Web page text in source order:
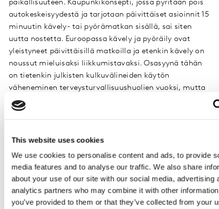
This website uses cookies
We use cookies to personalise content and ads, to provide
media features and to analyse our traffic. We also share
about your use of our site with our social media, advertising
analytics partners who may combine it with other
you’ve provided to them or that they’ve collected from your
paikallisuuteen. Kaupunkikonsepti, jossa pyritään pois
autokeskeisyydestä ja tarjotaan päivittäiset asioinnit 15
minuutin kävely- tai pyörämatkan sisällä, sai siten
uutta nostetta. Euroopassa kävely ja pyöräily ovat
yleistyneet päivittäisillä matkoilla ja etenkin kävely on
noussut mieluisaksi liikkumistavaksi. Osasyynä tähän
on tietenkin julkisten kulkuvälineiden käytön
väheneminen terveysturvallisuushuolien vuoksi, mutta
myös hyötyliikunnan suosio.
suosioon ja etenkin yksin autolla tehtyjen matkojen
yksityisautoilu tulee pysymään mieluisana
liikkumistapana myös koronan jälkeen. Jos kaupungit
eivät huomioi infrastruktuurin tehokkuutta ja
kestävyyttä, yksityisautoilun suosio saattaa